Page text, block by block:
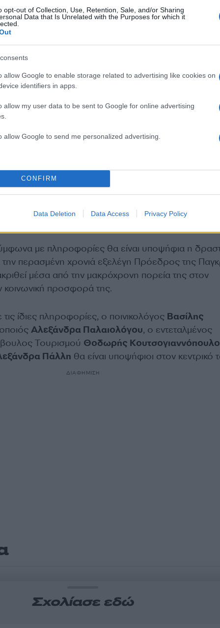
opt-out of Collection, Use, Retention, Sale, and/or Sharing
Data that Is Unrelated with the Purposes for which it
allow Google to enable storage related to advertising like cookies on
identifiers in apps.
allow my user data to be sent to Google for online advertising
allow Google to send me personalized advertising.
CONFIRM
Data Deletion Data Access Privacy Policy
με πληροφορίες θα είναι υποψήφια η
περασμένη χρονιά εξελέγη Πρόεδρος της
μέσα από την μακρόχρονη πορεία της στον
κοινωνική προσφορά της.
ίδιες πληροφορίες, ο ποινικολόγος Βασίλης
Αλεξάνδρα Παλαιολόγου, ο εντεταλμένος
Τουρισμού Θοδωρής
Πάλλη θα είναι υποψήφιοι στον κεντρικό
ΔΙΑΦΗΜΙΣΗ
Σχολίασε εδώ